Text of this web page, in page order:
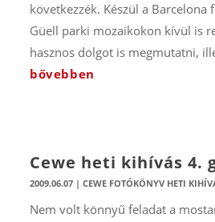
következzék. Készül a Barcelona
Güell parki mozaikokon kívül is
hasznos dolgot is megmutatni,
bővebben
Cewe heti kihívás 4.
2009.06.07| CEWE FOTÓKÖNYV HETI
Nem volt könnyű feladat a